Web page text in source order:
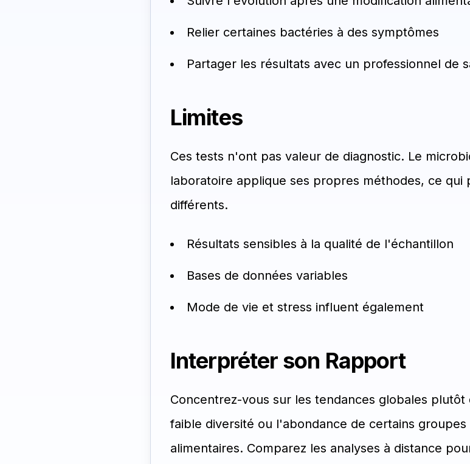
Relier certaines bactéries à des symptômes
Partager les résultats avec un professionnel de
Limites
Ces tests n'ont pas valeur de diagnostic. Le
laboratoire applique ses propres méthodes, ce
différents.
Résultats sensibles à la qualité de l'échantillon
Bases de données variables
Mode de vie et stress influent également
Interpréter son Rapport
Concentrez-vous sur les tendances globales
faible diversité ou l'abondance de certains
alimentaires. Comparez les analyses à distance